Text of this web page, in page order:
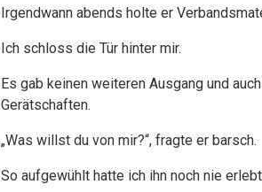
Irgendwann abends holte er
Ich schloss die Tür hinter mir.
Es gab keinen weiteren Ausgang und
Gerätschaften.
„Was willst du von mir?“, fragte er barsch.
So aufgewühlt hatte ich ihn noch nie